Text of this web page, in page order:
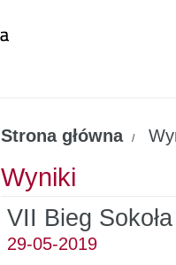
Strona główna /
Wyniki
VII Bieg Sokoła
29-05-2019